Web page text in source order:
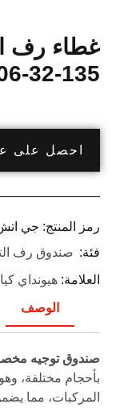
32-135
احصل على
رمز المنتج: جي اتش
فئة: صندوق رف
العلامة: هيونداي كيا
الوصف
صندوق توجيه
بأحجام مختلفة،
المركبات، مما